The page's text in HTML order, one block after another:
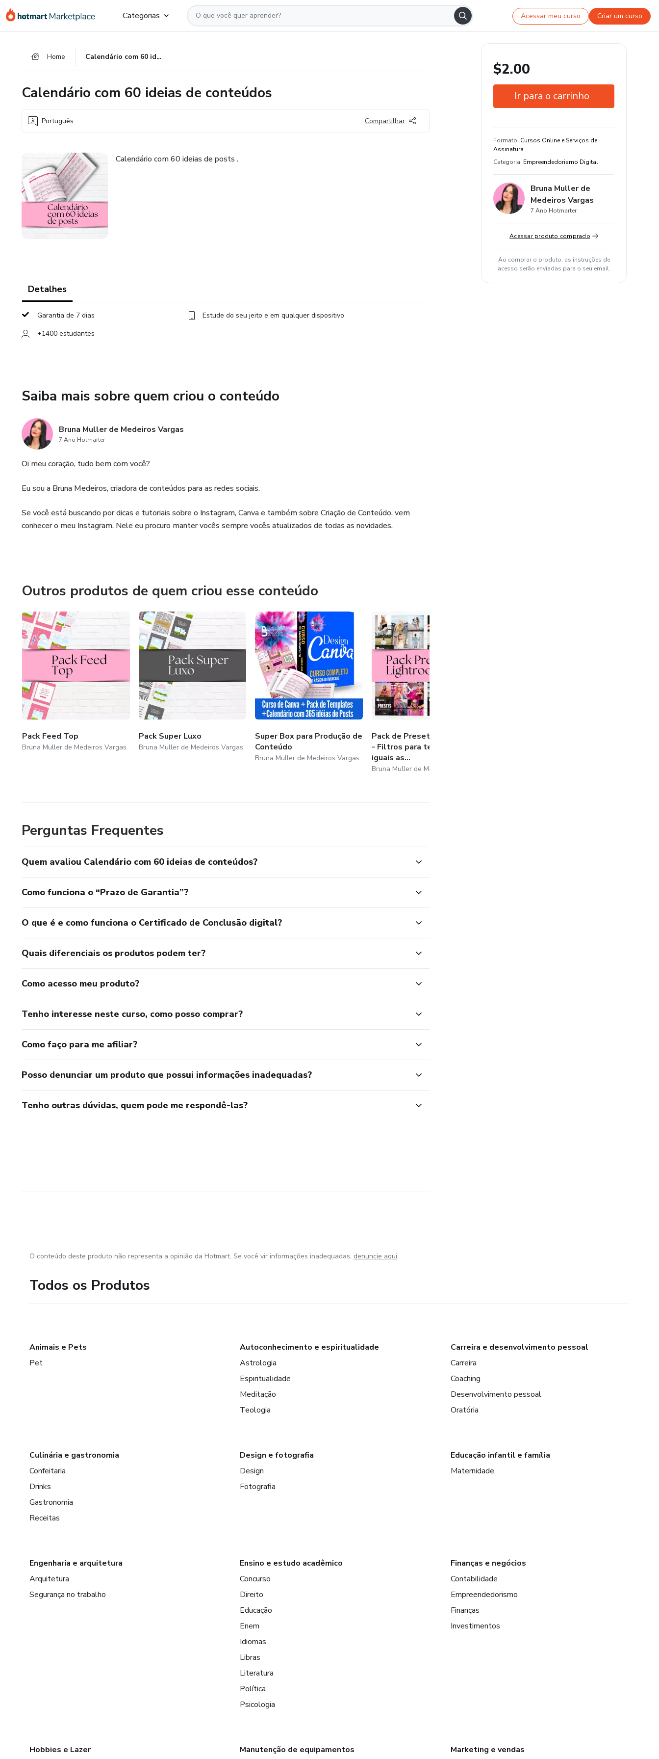
para
para
para
Categorias Acessar meu curso Criar um curso
Home Calendário com 60 ideias de conteúdos
Calendário com 60 ideias de conteúdos
Português Compartilhar
Calendário com 60 ideias de posts .
Detalhes
Garantia de 7 dias
Estude do seu jeito e em qualquer dispositivo
+1400 estudantes
Saiba mais sobre quem criou o conteúdo
Bruna Muller de Medeiros Vargas
7 Ano Hotmarter
Oi meu coração, tudo bem com você?
Eu sou a Bruna Medeiros, criadora de conteúdos para as redes sociais.
Se você está buscando por dicas e tutoriais sobre o Instagram, Canva e também sobre Criação de Conteúdo, vem
conhecer o meu Instagram. Nele eu procuro manter vocês sempre vocês atualizados de todas as novidades.
Outros produtos de quem criou esse conteúdo
Pack Feed Top
Bruna Muller de Medeiros Vargas
Pack Super Luxo
Bruna Muller de Medeiros Vargas
Super Box para Produção de
Conteúdo
Bruna Muller de Medeiros Vargas
Pack de Presets Lightroom
- Filtros para ter fotos
iguais as...
Bruna Muller de Medeiros Vargas
Perguntas Frequentes
Quem avaliou Calendário com 60 ideias de conteúdos?
Como funciona o “Prazo de Garantia”?
O que é e como funciona o Certificado de Conclusão digital?
Quais diferenciais os produtos podem ter?
Como acesso meu produto?
Tenho interesse neste curso, como posso comprar?
Como faço para me afiliar?
Posso denunciar um produto que possui informações inadequadas?
Tenho outras dúvidas, quem pode me respondê-las?
$2.00
Ir para o carrinho
Estude do seu jeito e em qualquer
dispositivo
+1400 estudantes
Formato: Cursos Online e Serviços de
Assinatura
Categoria: Empreendedorismo Digital
Bruna Muller de
Medeiros Vargas
7 Ano Hotmarter
Acessar produto comprado
Ao comprar o produto, as instruções de
acesso serão enviadas para o seu email.
O conteúdo deste produto não representa a opinião da Hotmart. Se você vir informações inadequadas, denuncie aqui
Todos os Produtos
Animais e Pets
Pet
Autoconhecimento e espiritualidade
Astrologia
Espiritualidade
Meditação
Teologia
Carreira e desenvolvimento pessoal
Carreira
Coaching
Desenvolvimento pessoal
Oratória
Culinária e gastronomia
Confeitaria
Drinks
Gastronomia
Receitas
Design e fotografia
Design
Fotografia
Educação infantil e família
Maternidade
Engenharia e arquitetura
Arquitetura
Segurança no trabalho
Ensino e estudo acadêmico
Concurso
Direito
Educação
Enem
Idiomas
Libras
Literatura
Política
Psicologia
Finanças e negócios
Contabilidade
Empreendedorismo
Finanças
Investimentos
Hobbies e Lazer Manutenção de equipamentos Marketing e vendas